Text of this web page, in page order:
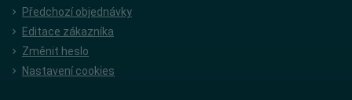
Předchozí objednávky
Editace zákazníka
Změnit heslo
Nastavení cookies